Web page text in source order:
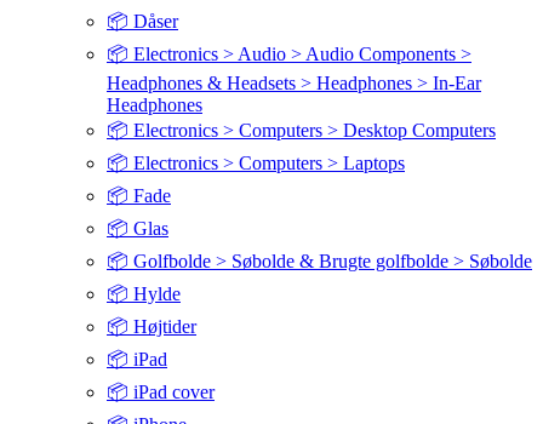
📦 Dåser
📦 Electronics > Audio > Audio Components >
Headphones & Headsets > Headphones > In-Ear
Headphones
📦 Electronics > Computers > Desktop Computers
📦 Electronics > Computers > Laptops
📦 Fade
📦 Glas
📦 Golfbolde > Søbolde & Brugte golfbolde > Søbolde
📦 Hylde
📦 Højtider
📦 iPad
📦 iPad cover